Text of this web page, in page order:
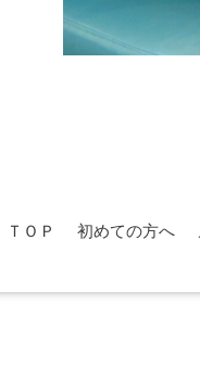
ＴＯＰ 初めての方へ